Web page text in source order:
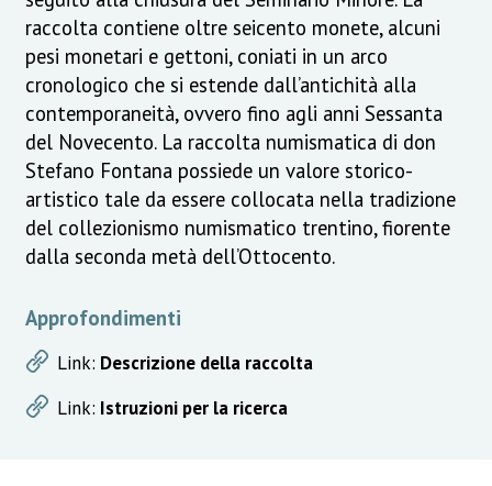
raccolta contiene oltre seicento monete, alcuni
pesi monetari e gettoni, coniati in un arco
cronologico che si estende dall’antichità alla
contemporaneità, ovvero fino agli anni Sessanta
del Novecento. La raccolta numismatica di don
Stefano Fontana possiede un valore storico-
artistico tale da essere collocata nella tradizione
del collezionismo numismatico trentino, fiorente
dalla seconda metà dell’Ottocento.
Approfondimenti
Link: Descrizione della raccolta
Link: Istruzioni per la ricerca